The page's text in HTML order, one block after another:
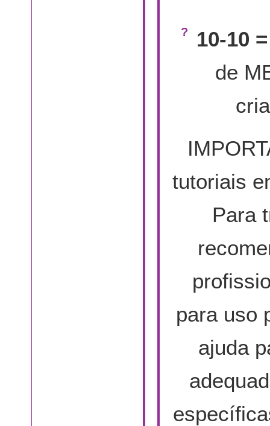
10-10
de
tutoriais
Para
para uso
ajuda